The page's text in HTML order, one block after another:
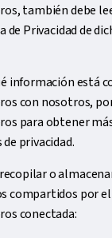
también debe
de Privacidad de
información está
con nosotros,
para obtener
privacidad.
o
compartidos por
conectada: